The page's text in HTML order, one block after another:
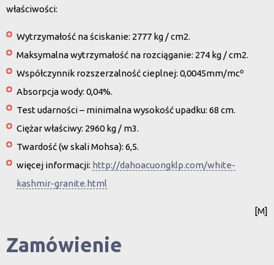
właściwości:
Wytrzymałość na ściskanie: 2777 kg / cm2.
Maksymalna wytrzymałość na rozciąganie: 274 kg / cm2.
Współczynnik rozszerzalność cieplnej: 0,0045mm/mcº
Absorpcja wody: 0,04%.
Test udarności – minimalna wysokość upadku: 68 cm.
Ciężar właściwy: 2960 kg / m3.
Twardość (w skali Mohsa): 6,5.
więcej informacji: http://dahoacuongklp.com/white-
kashmir-granite.html
[M]
Zamówienie